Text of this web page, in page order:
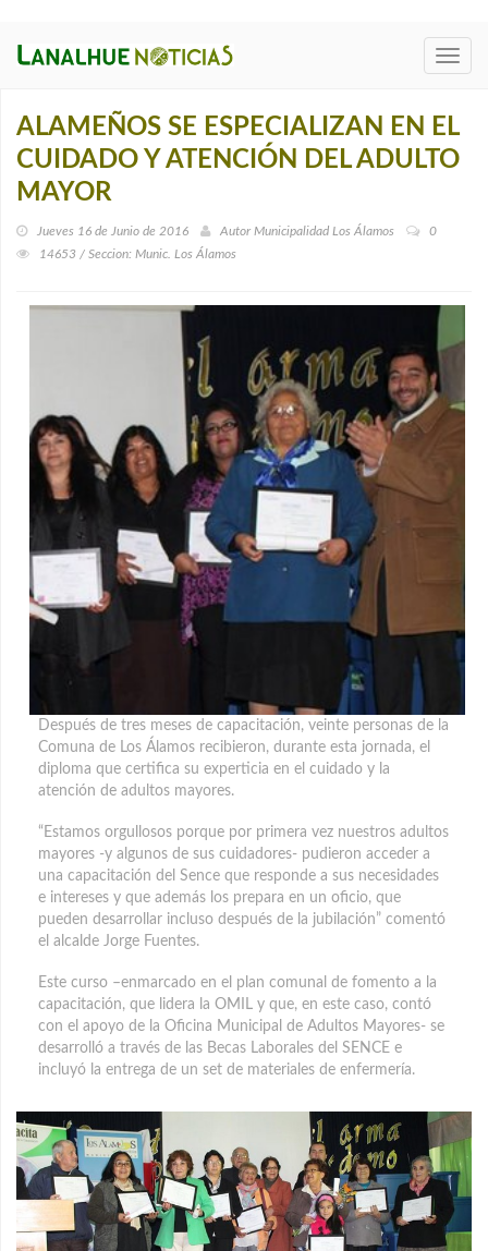
ALAMEÑOS SE ESPECIALIZAN EN EL
CUIDADO Y ATENCIÓN DEL ADULTO
MAYOR
Jueves 16 de Junio de 2016 Autor Municipalidad Los Álamos
0
14653 / Seccion: Munic. Los Álamos
Después de tres meses de capacitación, veinte personas de la
Comuna de Los Álamos recibieron, durante esta jornada, el
diploma que certifica su experticia en el cuidado y la
atención de adultos mayores.
“Estamos orgullosos porque por primera vez nuestros adultos
mayores -y algunos de sus cuidadores- pudieron acceder a
una capacitación del Sence que responde a sus necesidades
e intereses y que además los prepara en un oficio, que
pueden desarrollar incluso después de la jubilación” comentó
el alcalde Jorge Fuentes.
Este curso –enmarcado en el plan comunal de fomento a la
capacitación, que lidera la OMIL y que, en este caso, contó
con el apoyo de la Oficina Municipal de Adultos Mayores- se
desarrolló a través de las Becas Laborales del SENCE e
incluyó la entrega de un set de materiales de enfermería.